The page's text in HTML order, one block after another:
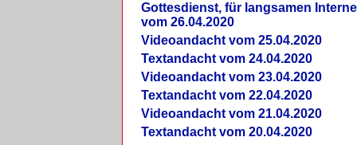
Gottesdienst, für langsamen
vom 26.04.2020
Videoandacht vom 25.04.2020
Textandacht vom 24.04.2020
Videoandacht vom 23.04.2020
Textandacht vom 22.04.2020
Videoandacht vom 21.04.2020
Textandacht vom 20.04.2020